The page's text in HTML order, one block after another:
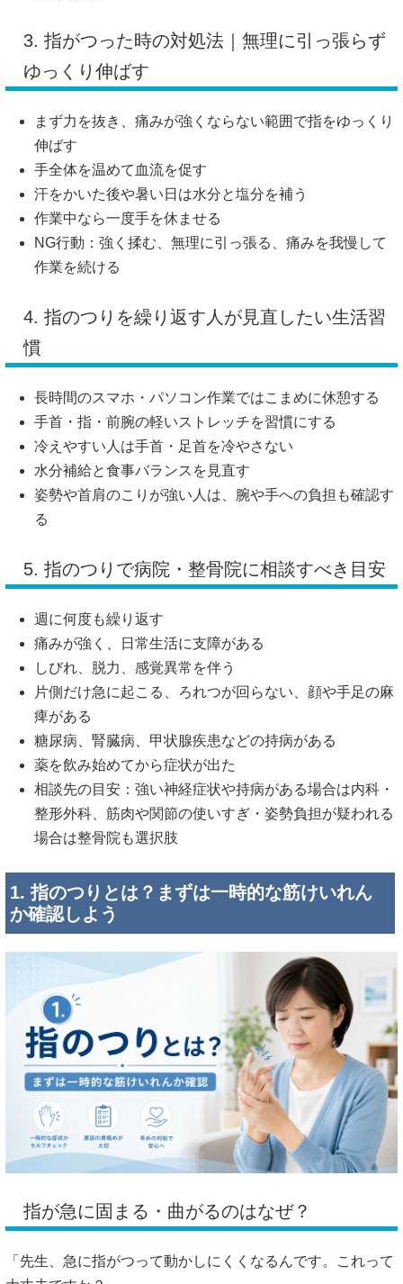
3. 指がつった時の対処法｜無理に引っ張らず
ゆっくり伸ばす
まず力を抜き、痛みが強くならない範囲で指をゆっくり
伸ばす
手全体を温めて血流を促す
汗をかいた後や暑い日は水分と塩分を補う
作業中なら一度手を休ませる
NG行動：強く揉む、無理に引っ張る、痛みを我慢して
作業を続ける
4. 指のつりを繰り返す人が見直したい生活習
慣
長時間のスマホ・パソコン作業ではこまめに休憩する
手首・指・前腕の軽いストレッチを習慣にする
冷えやすい人は手首・足首を冷やさない
水分補給と食事バランスを見直す
姿勢や首肩のこりが強い人は、腕や手への負担も確認す
る
5. 指のつりで病院・整骨院に相談すべき目安
週に何度も繰り返す
痛みが強く、日常生活に支障がある
しびれ、脱力、感覚異常を伴う
片側だけ急に起こる、ろれつが回らない、顔や手足の麻
痺がある
糖尿病、腎臓病、甲状腺疾患などの持病がある
薬を飲み始めてから症状が出た
相談先の目安：強い神経症状や持病がある場合は内科・
整形外科、筋肉や関節の使いすぎ・姿勢負担が疑われる
場合は整骨院も選択肢
1. 指のつりとは？まずは一時的な筋けいれん
か確認しよう
指が急に固まる・曲がるのはなぜ？
「先生、急に指がつって動かしにくくなるんです。これって